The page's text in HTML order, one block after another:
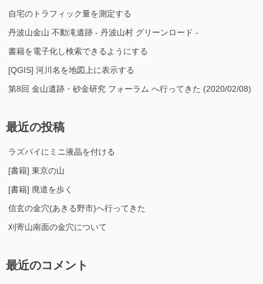
自宅のトラフィック量を測定する
丹波山金山 不動滝遺跡 - 丹波山村 グリーンロード -
書籍を電子化し検索できるようにする
[QGIS] 河川名を地図上に表示する
第8回 金山遺跡・砂金研究 フォーラム へ行ってきた (2020/02/08)
最近の投稿
ラズパイにミニ液晶を付ける
[書籍] 東京の山
[書籍] 廃道を歩く
信玄の金穴(あきる野市)へ行ってきた
刈寄山南面の金穴について
最近のコメント